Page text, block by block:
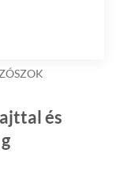
és